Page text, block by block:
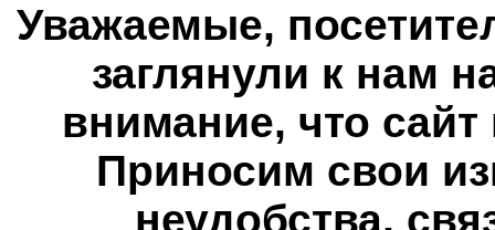
Уважаемые,
заглянули к нам
внимание, что сайт
Приносим свои
неудобства,